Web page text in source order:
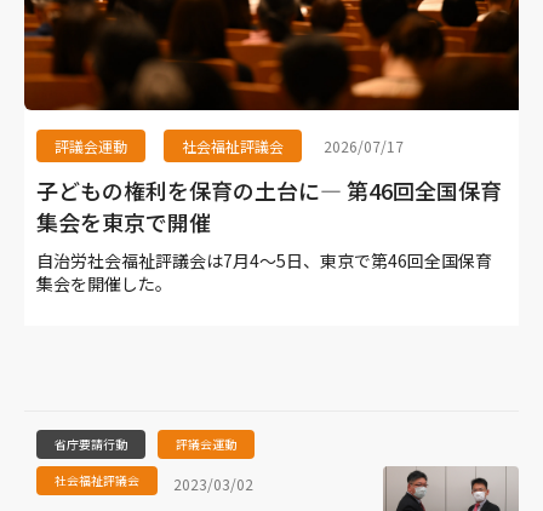
評議会運動 社会福祉評議会 2026/07/17
子どもの権利を保育の土台に― 第46回全国保育
集会を東京で開催
自治労社会福祉評議会は7月4～5日、東京で第46回全国保育
集会を開催した。
省庁要請行動
評議会運動
社会福祉評議会
2023/03/02